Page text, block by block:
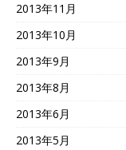
2013年11月
2013年10月
2013年9月
2013年8月
2013年6月
2013年5月